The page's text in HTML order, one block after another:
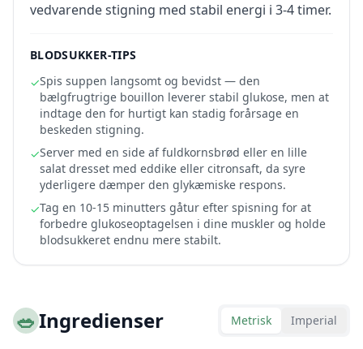
vedvarende stigning med stabil energi i 3-4 timer.
BLODSUKKER-TIPS
✓Spis suppen langsomt og bevidst — den
bælgfrugtrige bouillon leverer stabil glukose, men at
indtage den for hurtigt kan stadig forårsage en
beskeden stigning.
✓Server med en side af fuldkornsbrød eller en lille
salat dresset med eddike eller citronsaft, da syre
yderligere dæmper den glykæmiske respons.
✓Tag en 10-15 minutters gåtur efter spisning for at
forbedre glukoseoptagelsen i dine muskler og holde
blodsukkeret endnu mere stabilt.
🥗Ingredienser Metrisk Imperial